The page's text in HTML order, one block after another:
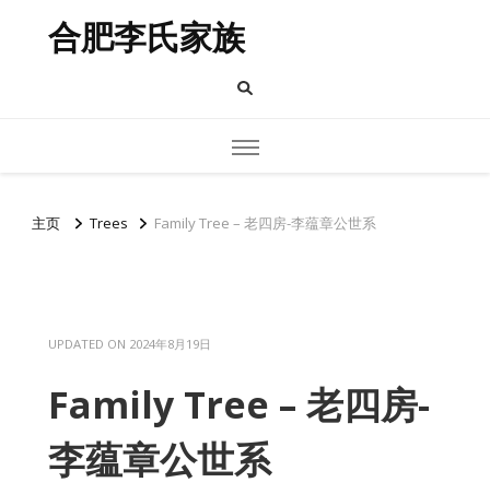
合肥李氏家族
主页 Trees Family Tree – 老四房-李蕴章公世系
UPDATED ON 2024年8月19日
Family Tree – 老四房-
李蕴章公世系